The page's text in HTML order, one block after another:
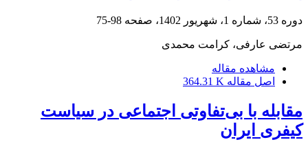
دوره 53، شماره 1، شهریور 1402، صفحه 98-75
مرتضی عارفی، کرامت محمدی
مشاهده مقاله
اصل مقاله 364.31 K
مقابله با بی‌تفاوتی اجتماعی در سیاست
کیفری ایران